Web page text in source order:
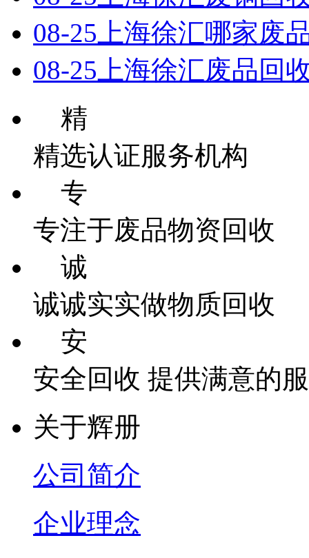
08-25 上海徐汇哪家废
08-25 上海徐汇废品回
精
精选认证服务机构
专
专注于废品物资回收
诚
诚诚实实做物质回收
安
安全回收 提供满意的
关于辉册
公司简介
企业理念